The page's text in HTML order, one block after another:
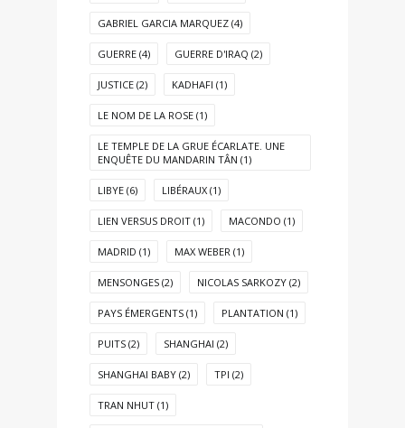
GABRIEL GARCIA MARQUEZ (4)
GUERRE (4) GUERRE D'IRAQ (2)
JUSTICE (2) KADHAFI (1)
LE NOM DE LA ROSE (1)
LE TEMPLE DE LA GRUE ÉCARLATE. UNE
ENQUÊTE DU MANDARIN TÂN (1)
LIBYE (6) LIBÉRAUX (1)
LIEN VERSUS DROIT (1) MACONDO (1)
MADRID (1) MAX WEBER (1)
MENSONGES (2) NICOLAS SARKOZY (2)
PAYS ÉMERGENTS (1) PLANTATION (1)
PUITS (2) SHANGHAI (2)
SHANGHAI BABY (2) TPI (2)
TRAN NHUT (1)